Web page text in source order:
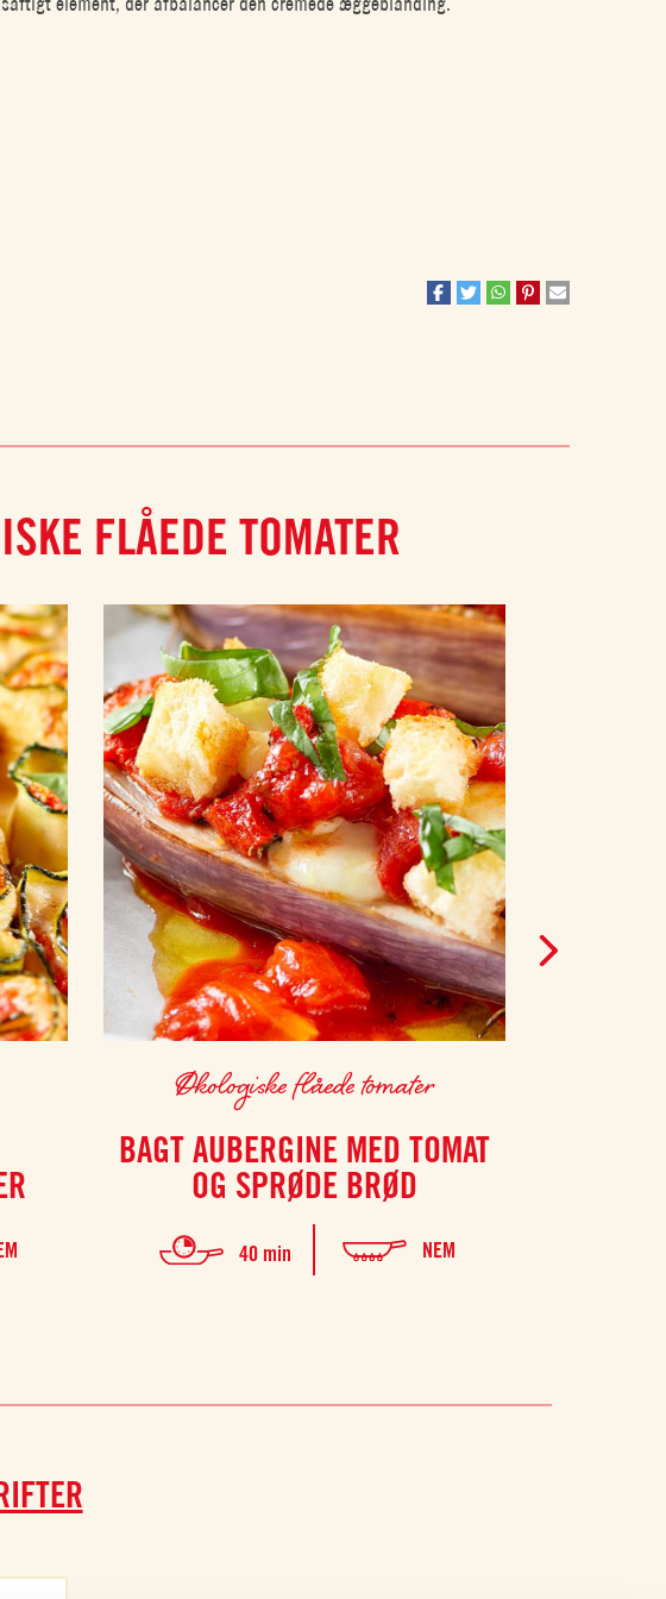
naturlige smag og gør hver bid forfriskende og tilfredsstillende.
FLÅEDE TOMATER
Økologiske flåede tomater
BAGT AUBERGINE MED TOMAT
OG SPRØDE BRØD
40 min NEM